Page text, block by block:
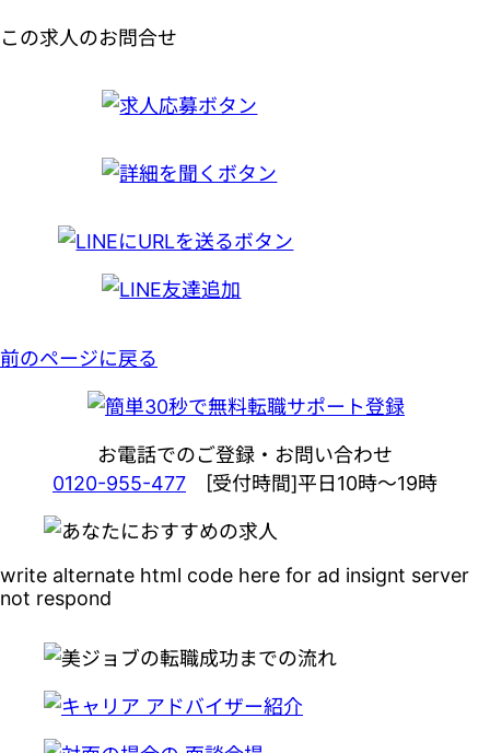
この求人のお問合せ
前のページに戻る
お電話でのご登録・お問い合わせ
0120-955-477 [受付時間]平日10時～19時
write alternate html code here for ad insignt server
not respond